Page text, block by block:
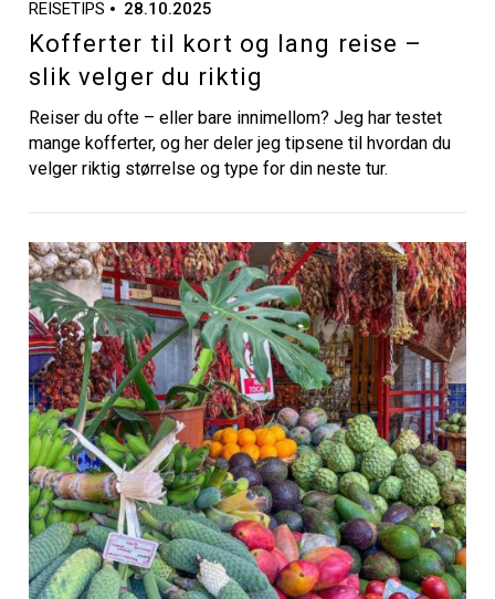
REISETIPS 28.10.2025
Kofferter til kort og lang reise –
slik velger du riktig
Reiser du ofte – eller bare innimellom? Jeg har testet
mange kofferter, og her deler jeg tipsene til hvordan du
velger riktig størrelse og type for din neste tur.